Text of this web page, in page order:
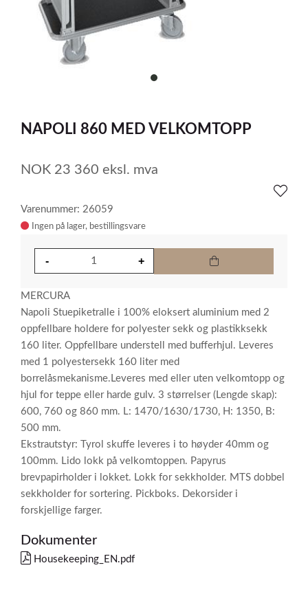
item
of
NAPOLI 860 MED VELKOMTOPP
NOK 23 360 eksl. mva
Varenummer: 26059
Ingen på lager
MERCURA
Napoli Stuepiketralle i 100% eloksert aluminium med 2
oppfellbare holdere for polyester sekk og plastikksekk
160 liter. Oppfellbare understell med bufferhjul. Leveres
med 1 polyestersekk 160 liter med
borrelåsmekanisme.Leveres med eller uten velkomtopp og
hjul for teppe eller harde gulv. 3 størrelser (Lengde skap):
600, 760 og 860 mm. L: 1470/1630/1730, H: 1350, B:
500 mm.
Ekstrautstyr: Tyrol skuffe leveres i to høyder 40mm og
100mm. Lido lokk på velkomtoppen. Papyrus
brevpapirholder i lokket. Lokk for sekkholder. MTS dobbel
sekkholder for sortering. Pickboks. Dekorsider i
forskjellige farger.
Dokumenter
Housekeeping_EN.pdf